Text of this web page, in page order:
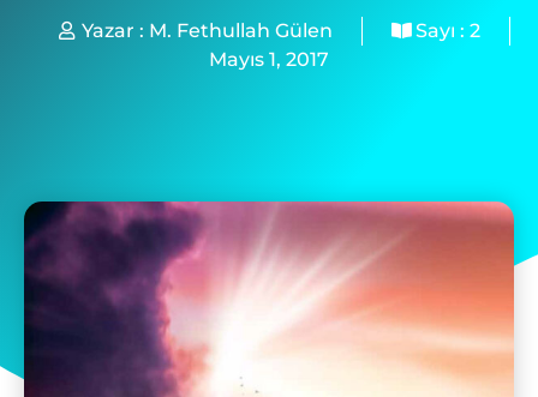
Yazar : M. Fethullah Gülen Sayı : 2
Mayıs 1, 2017